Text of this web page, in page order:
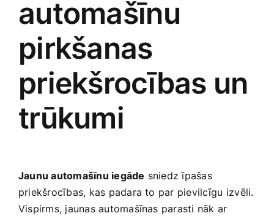
automašīnu
pirkšanas
priekšrocības un
trūkumi
Jaunu automašīnu iegāde sniedz īpašas
priekšrocības, kas padara to par ‌pievilcīgu⁤ izvēli.
Vispirms, jaunas ​automašīnas parasti ‌nāk‌ ar